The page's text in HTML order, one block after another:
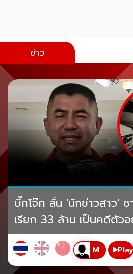
ข่าว
บิ๊กโจ๊ก ลั่น 'นักข่าวสาว'
เรียก 33 ล้าน เป็นคดีตัว
Play